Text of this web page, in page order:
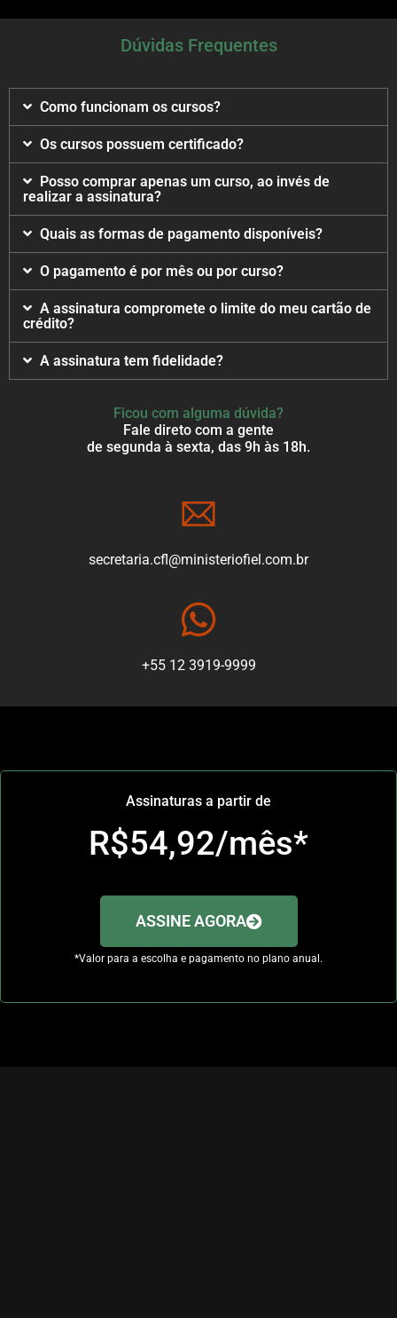
Dúvidas Frequentes
Como funcionam os cursos?
Os cursos possuem certificado?
Posso comprar apenas um curso, ao invés de
realizar a assinatura?
Quais as formas de pagamento disponíveis?
O pagamento é por mês ou por curso?
A assinatura compromete o limite do meu cartão de
crédito?
A assinatura tem fidelidade?
Ficou com alguma dúvida?
Fale direto com a gente
de segunda à sexta, das 9h às 18h.
secretaria.cfl@ministeriofiel.com.br
+55 12 3919-9999
Assinaturas a partir de
R$54,92/mês*
ASSINE AGORA
*Valor para a escolha e pagamento no plano anual.